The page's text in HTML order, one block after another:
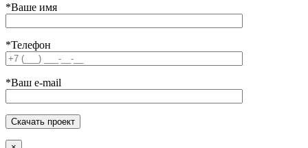
*Ваше имя
*Телефон
*Ваш e-mail